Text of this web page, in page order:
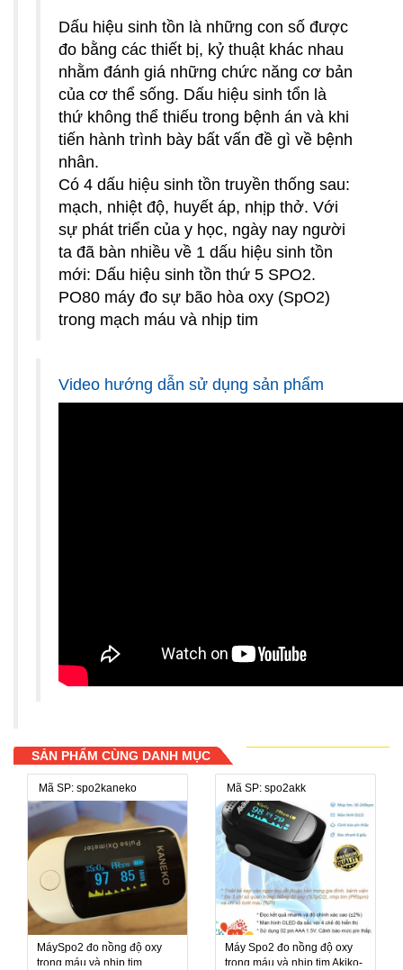
Dấu hiệu sinh tồn là những con số được
đo bằng các thiết bị, kỷ thuật khác nhau
nhằm đánh giá những chức năng cơ bản
của cơ thể sống. Dấu hiệu sinh tổn là
thứ không thể thiếu trong bệnh án và khi
tiến hành trình bày bất vấn đề gì về bệnh
nhân.
Có 4 dấu hiệu sinh tồn truyền thống sau:
mạch, nhiệt độ, huyết áp, nhịp thở. Với
sự phát triển của y học, ngày nay người
ta đã bàn nhiều về 1 dấu hiệu sinh tồn
mới: Dấu hiệu sinh tồn thứ 5 SPO2.
PO80 máy đo sự bão hòa oxy (SpO2)
trong mạch máu và nhịp tim
Video hướng dẫn sử dụng sản phẩm
SẢN PHẨM CÙNG DANH MỤC
Mã SP: spo2kaneko
MáySpo2 đo nồng độ oxy
trong máu và nhịp tim
Mã SP: spo2akk
Máy Spo2 đo nồng độ oxy
trong máu và nhịp tim Akiko-